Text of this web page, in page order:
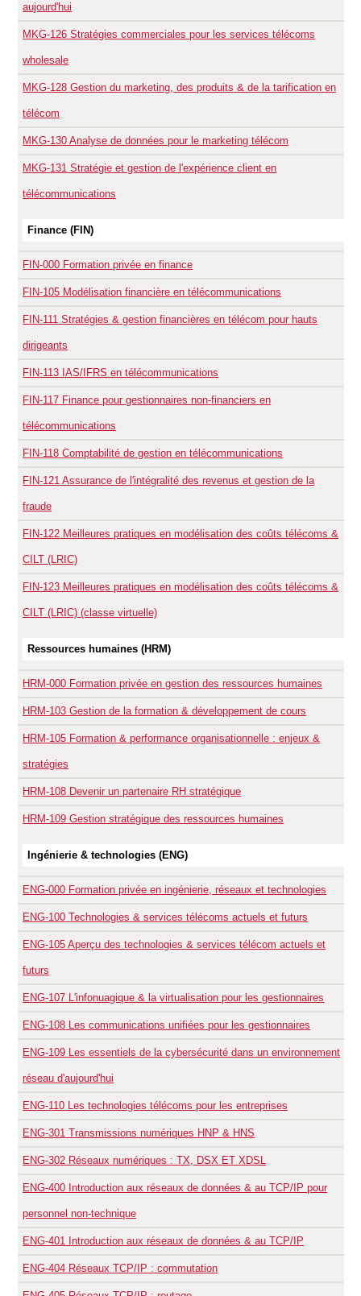
aujourd'hui
MKG-126 Stratégies commerciales pour les services télécoms
wholesale
MKG-128 Gestion du marketing, des produits & de la tarification en
télécom
MKG-130 Analyse de données pour le marketing télécom
MKG-131 Stratégie et gestion de l'expérience client en
télécommunications
Finance (FIN)
FIN-000 Formation privée en finance
FIN-105 Modélisation financière en télécommunications
FIN-111 Stratégies & gestion financières en télécom pour hauts
dirigeants
FIN-113 IAS/IFRS en télécommunications
FIN-117 Finance pour gestionnaires non-financiers en
télécommunications
FIN-118 Comptabilité de gestion en télécommunications
FIN-121 Assurance de l'intégralité des revenus et gestion de la
fraude
FIN-122 Meilleures pratiques en modélisation des coûts télécoms &
CILT (LRIC)
FIN-123 Meilleures pratiques en modélisation des coûts télécoms &
CILT (LRIC) (classe virtuelle)
Ressources humaines (HRM)
HRM-000 Formation privée en gestion des ressources humaines
HRM-103 Gestion de la formation & développement de cours
HRM-105 Formation & performance organisationnelle : enjeux &
stratégies
HRM-108 Devenir un partenaire RH stratégique
HRM-109 Gestion stratégique des ressources humaines
Ingénierie & technologies (ENG)
ENG-000 Formation privée en ingénierie, réseaux et technologies
ENG-100 Technologies & services télécoms actuels et futurs
ENG-105 Aperçu des technologies & services télécom actuels et
futurs
ENG-107 L'infonuagique & la virtualisation pour les gestionnaires
ENG-108 Les communications unifiées pour les gestionnaires
ENG-109 Les essentiels de la cybersécurité dans un environnement
réseau d'aujourd'hui
ENG-110 Les technologies télécoms pour les entreprises
ENG-301 Transmissions numériques HNP & HNS
ENG-302 Réseaux numériques : TX, DSX ET XDSL
ENG-400 Introduction aux réseaux de données & au TCP/IP pour
personnel non-technique
ENG-401 Introduction aux réseaux de données & au TCP/IP
ENG-404 Réseaux TCP/IP : commutation